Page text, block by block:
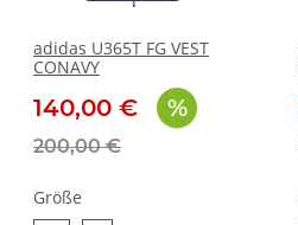
adidas U365T FG VEST
CONAVY
140,00 €
200,00 €
Größe